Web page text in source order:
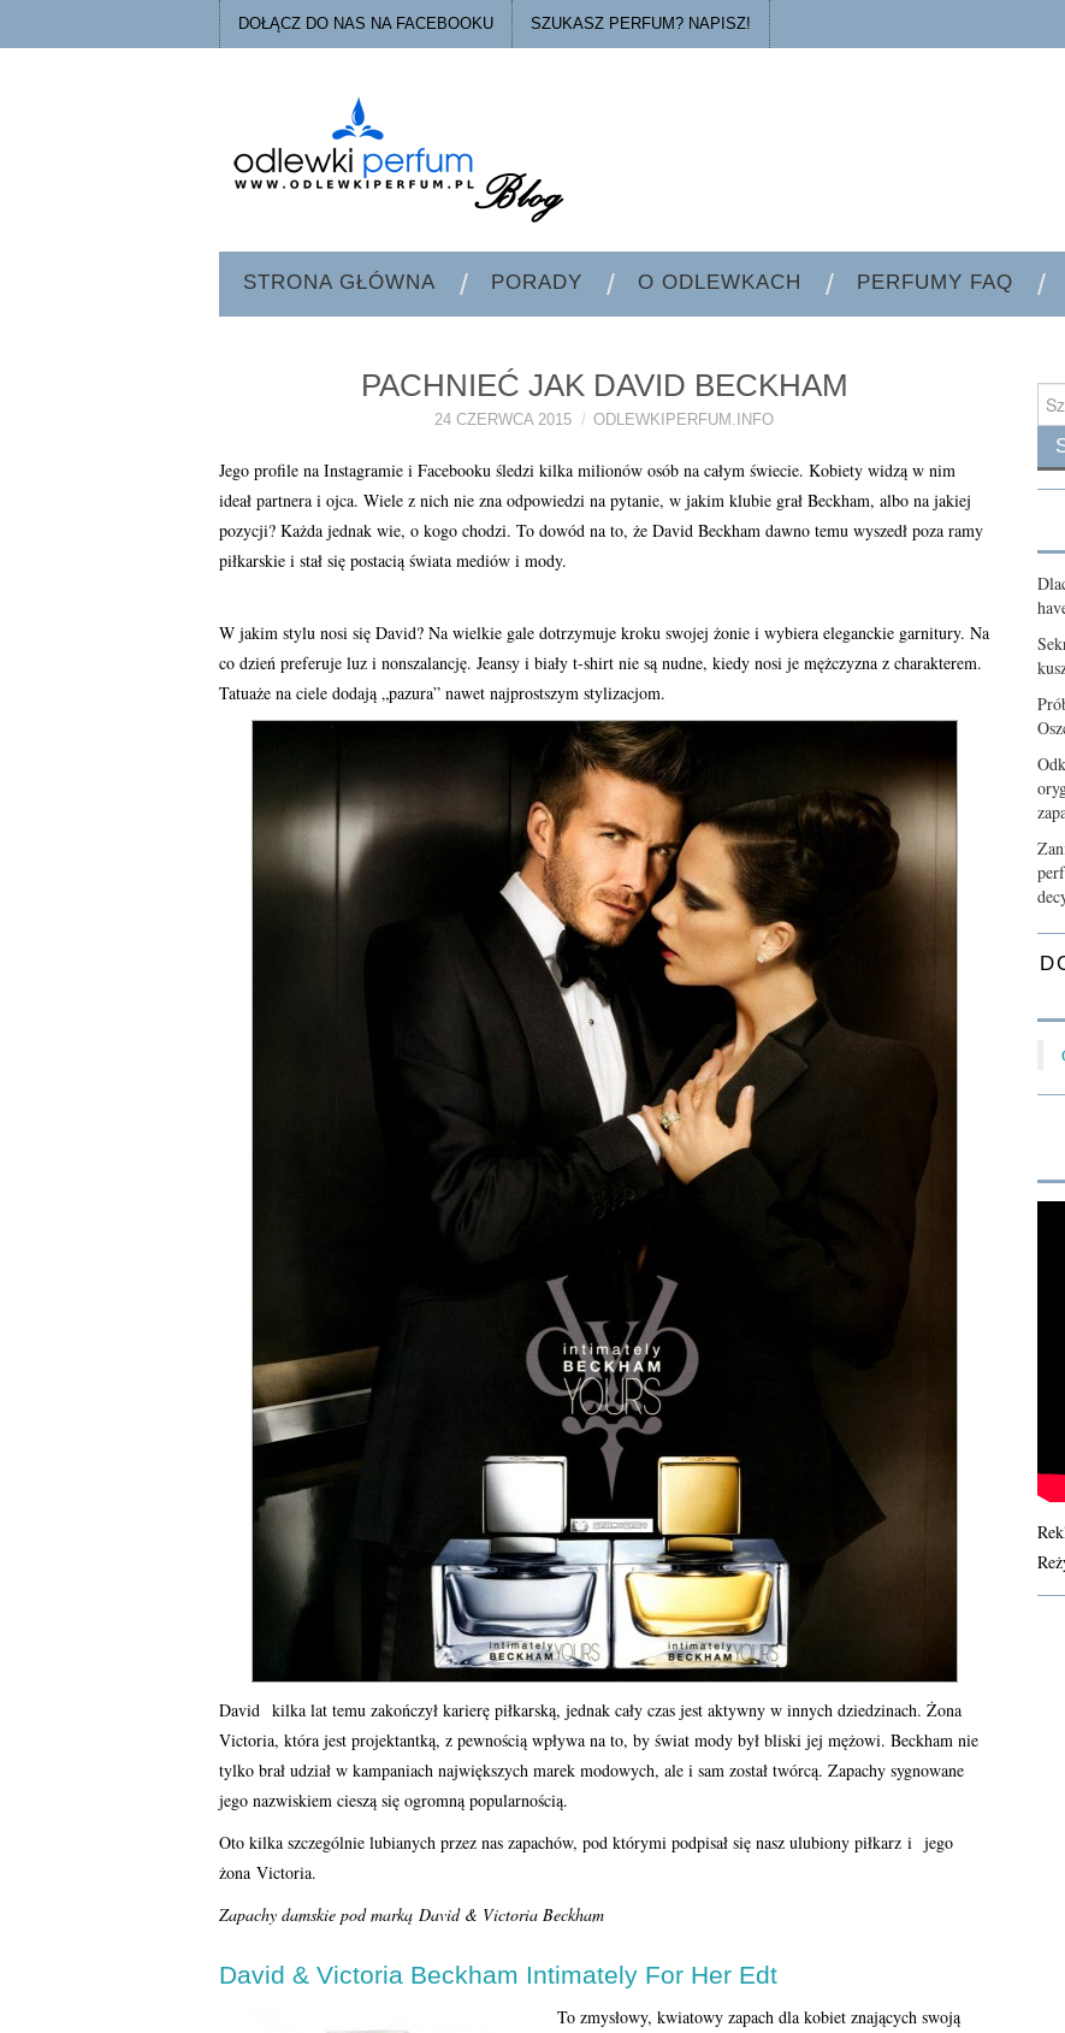
DOŁĄCZ DO NAS NA FACEBOOKU SZUKASZ PERFUM? NAPISZ!
STRONA GŁÓWNA PORADY O ODLEWKACH PERFUMY FAQ
PACHNIEĆ JAK DAVID BECKHAM
24 CZERWCA 2015 ODLEWKIPERFUM.INFO
Jego profile na Instagramie i Facebooku śledzi kilka milionów osób na całym świecie. Kobiety widzą w nim
ideał partnera i ojca. Wiele z nich nie zna odpowiedzi na pytanie, w jakim klubie grał Beckham, albo na jakiej
pozycji? Każda jednak wie, o kogo chodzi. To dowód na to, że David Beckham dawno temu wyszedł poza ramy
piłkarskie i stał się postacią świata mediów i mody.
W jakim stylu nosi się David? Na wielkie gale dotrzymuje kroku swojej żonie i wybiera eleganckie garnitury. Na
co dzień preferuje luz i nonszalancję. Jeansy i biały t-shirt nie są nudne, kiedy nosi je mężczyzna z charakterem.
Tatuaże na ciele dodają „pazura” nawet najprostszym stylizacjom.
David kilka lat temu zakończył karierę piłkarską, jednak cały czas jest aktywny w innych dziedzinach. Żona
Victoria, która jest projektantką, z pewnością wpływa na to, by świat mody był bliski jej mężowi. Beckham nie
tylko brał udział w kampaniach największych marek modowych, ale i sam został twórcą. Zapachy sygnowane
jego nazwiskiem cieszą się ogromną popularnością.
Oto kilka szczególnie lubianych przez nas zapachów, pod którymi podpisał się nasz ulubiony piłkarz i jego
żona Victoria.
Zapachy damskie pod marką David & Victoria Beckham
David & Victoria Beckham Intimately For Her Edt
To zmysłowy, kwiatowy zapach dla kobiet znających swoją
for: